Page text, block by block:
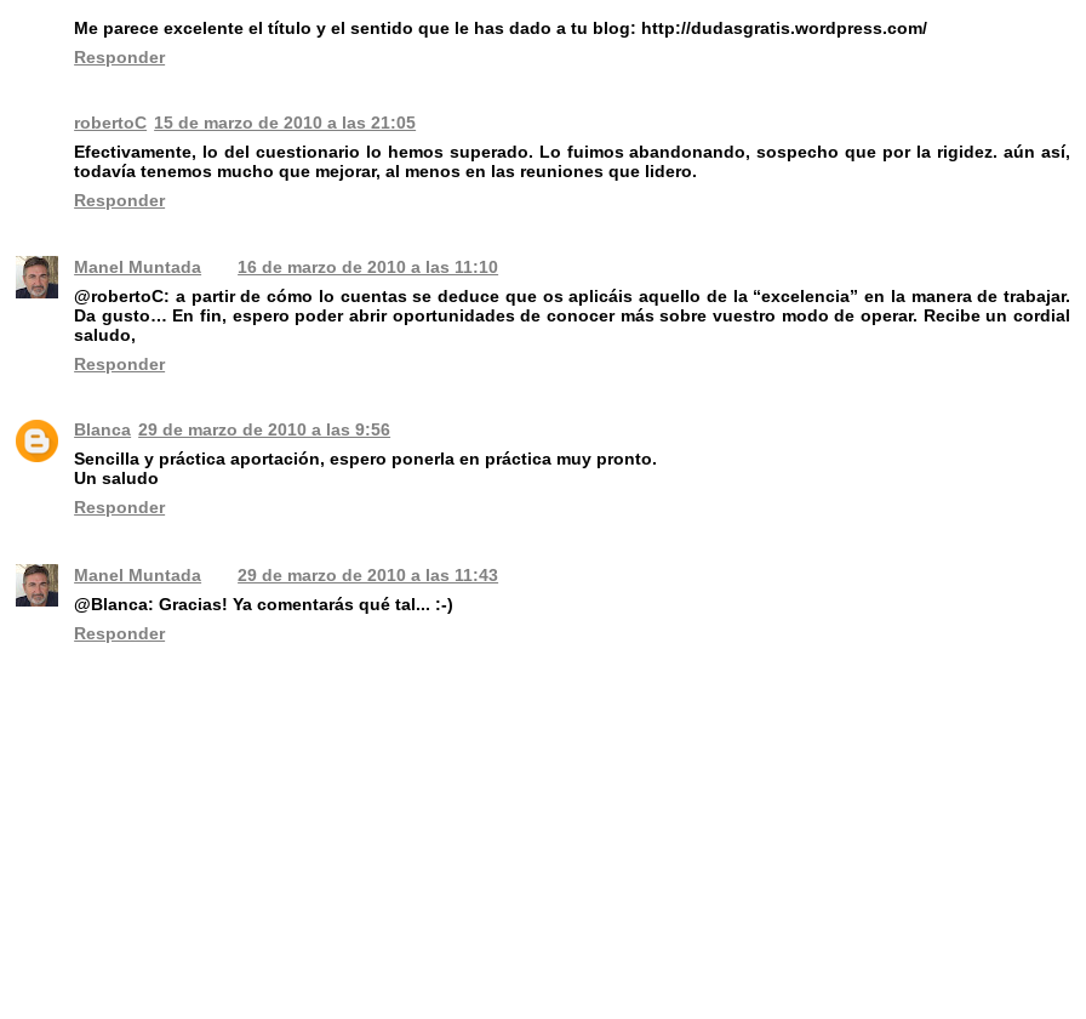
Me parece excelente el título y el sentido que le has dado a tu blog: http://dudasgratis.wordpress.com/
Responder
robertoC 15 de marzo de 2010 a las 21:05
Efectivamente, lo del cuestionario lo hemos superado. Lo fuimos abandonando, sospecho que por la rigidez. aún así,
todavía tenemos mucho que mejorar, al menos en las reuniones que lidero.
Responder
Manel Muntada
16 de marzo de 2010 a las 11:10
@robertoC: a partir de cómo lo cuentas se deduce que os aplicáis aquello de la “excelencia” en la manera de trabajar.
Da gusto… En fin, espero poder abrir oportunidades de conocer más sobre vuestro modo de operar. Recibe un cordial
saludo,
Responder
Blanca 29 de marzo de 2010 a las 9:56
Sencilla y práctica aportación, espero ponerla en práctica muy pronto.
Un saludo
Responder
Manel Muntada
29 de marzo de 2010 a las 11:43
@Blanca: Gracias! Ya comentarás qué tal... :-)
Responder